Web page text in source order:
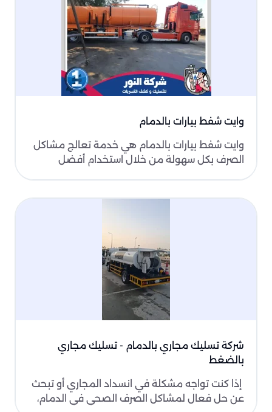
وايت شفط بيارات بالدمام
وايت شفط بيارات بالدمام هي خدمة تعالج مشاكل
الصرف بكل سهولة من خلال استخدام أفضل
شركة تسليك مجاري بالدمام - تسليك مجاري
بالضغط
إذا كنت تواجه مشكلة في انسداد المجاري أو تبحث
عن حل فعال لمشاكل الصرف الصحي في الدمام،